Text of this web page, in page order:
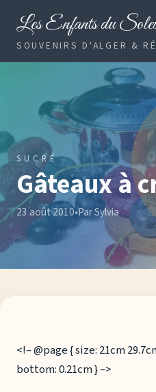
Les Enfants du
SOUVENIRS D'ALGER &
SUCRÉ
Gâteaux à
23 août 2010•Par Sylvia
<!– @page { size: 21cm
bottom: 0.21cm } –>